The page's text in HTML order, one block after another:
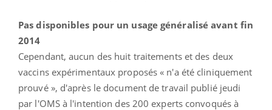
Pas disponibles pour un usage généralisé avant fin
2014
Cependant, aucun des huit traitements et des deux
vaccins expérimentaux proposés « n'a été cliniquement
prouvé », d'après le document de travail publié jeudi
par l'OMS à l'intention des 200 experts convoqués à